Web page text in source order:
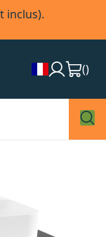
inclus).
()